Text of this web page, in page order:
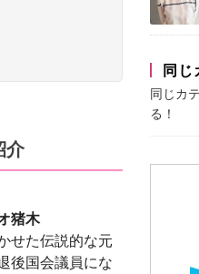
介
猪木
せた伝説的な元
後国会議員にな
同じ
同じカ
る！